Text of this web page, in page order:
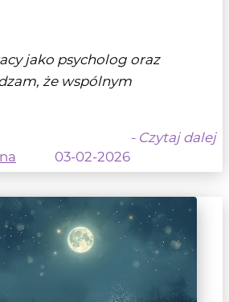
jako psycholog oraz
że wspólnym
- Czytaj dalej
03-02-2026